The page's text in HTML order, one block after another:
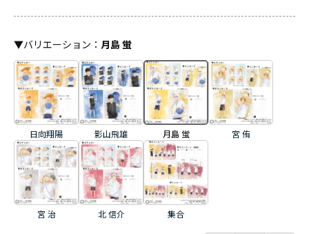
▼バリエーション ： 月島 蛍
日向翔陽 影山飛雄 月島 蛍 宮 侑
宮 治 北 信介 集合